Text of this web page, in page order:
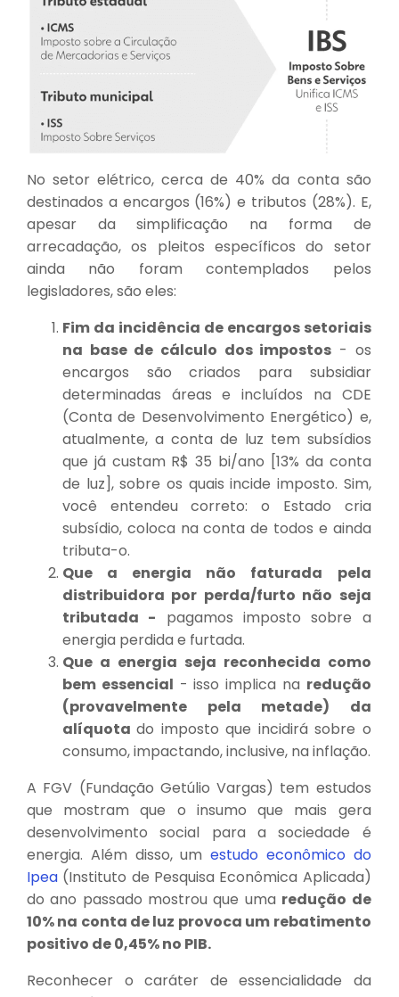
No setor elétrico, cerca de 40% da conta são
destinados a encargos (16%) e tributos (28%). E,
apesar da simplificação na forma de
arrecadação, os pleitos específicos do setor
ainda não foram contemplados pelos
legisladores, são eles:
Fim da incidência de encargos setoriais
na base de cálculo dos impostos - os
encargos são criados para subsidiar
determinadas áreas e incluídos na CDE
(Conta de Desenvolvimento Energético) e,
atualmente, a conta de luz tem subsídios
que já custam R$ 35 bi/ano [13% da conta
de luz], sobre os quais incide imposto. Sim,
você entendeu correto: o Estado cria
subsídio, coloca na conta de todos e ainda
tributa-o.
Que a energia não faturada pela
distribuidora por perda/furto não seja
tributada - pagamos imposto sobre a
energia perdida e furtada.
Que a energia seja reconhecida como
bem essencial - isso implica na redução
(provavelmente pela metade) da
alíquotado imposto que incidirá sobre o
consumo, impactando, inclusive, na inflação.
A FGV (Fundação Getúlio Vargas) tem estudos
que mostram que o insumo que mais gera
desenvolvimento social para a sociedade é
energia. Além disso, umestudo econômico do
Ipea (Instituto de Pesquisa Econômica Aplicada)
do ano passado mostrou que uma redução de
10% na conta de luz provoca um rebatimento
positivo de 0,45% no PIB.
Reconhecer o caráter de essencialidade da